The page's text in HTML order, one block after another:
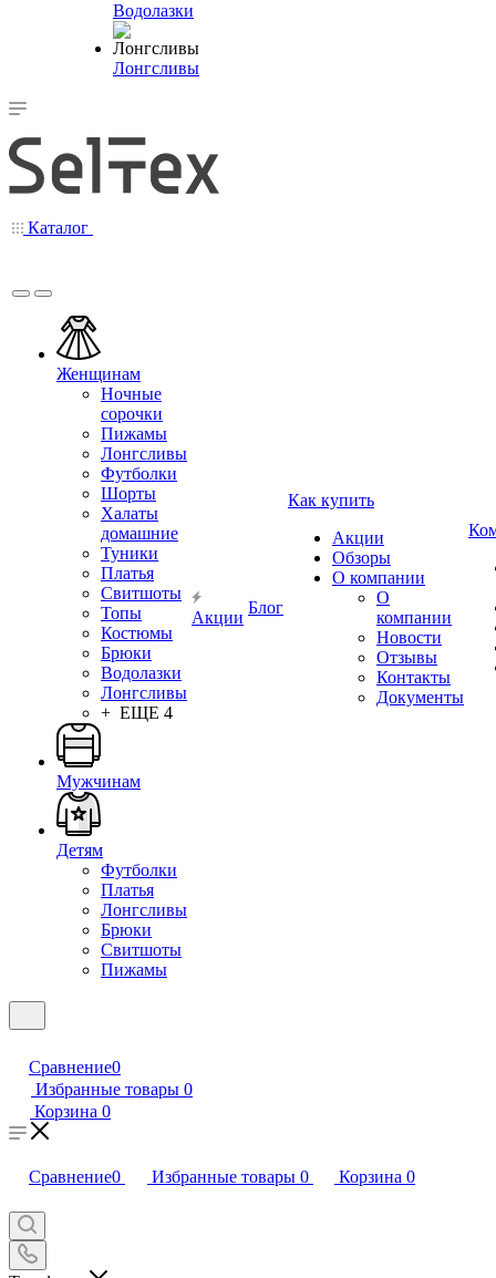
Водолазки
Лонгсливы
Каталог
Женщинам
Ночные
сорочки
Пижамы
Лонгсливы
Футболки
Шорты
Халаты
домашние
Туники
Платья
Свитшоты
Топы
Костюмы
Брюки
Водолазки
Лонгсливы
+ ЕЩЕ 4
Мужчинам
Детям
Футболки
Платья
Лонгсливы
Брюки
Свитшоты
Пижамы
Акции
Блог
Как купить
Акции
Обзоры
О компании
О
компании
Новости
Отзывы
Контакты
Документы
Сравнение0
Избранные товары 0
Корзина 0
Сравнение0 Избранные товары 0 Корзина 0